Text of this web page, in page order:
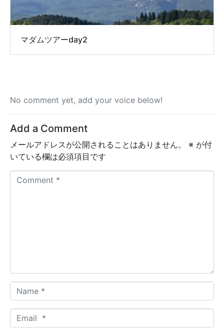
マダムツアーday2
No comment yet, add your voice below!
Add a Comment
メールアドレスが公開されることはありません。 ※ が付
いている欄は必須項目です
a
m
m